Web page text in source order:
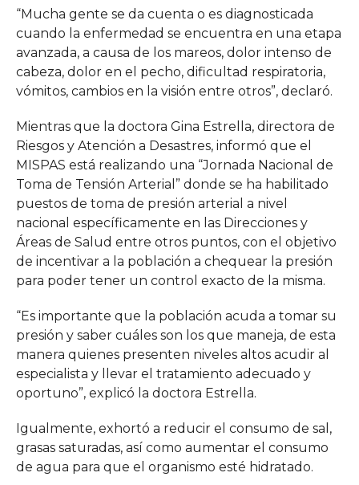
“Mucha gente se da cuenta o es diagnosticada
cuando la enfermedad se encuentra en una etapa
avanzada, a causa de los mareos, dolor intenso de
cabeza, dolor en el pecho, dificultad respiratoria,
vómitos, cambios en la visión entre otros”, declaró.
Mientras que la doctora Gina Estrella, directora de
Riesgos y Atención a Desastres, informó que el
MISPAS está realizando una “Jornada Nacional de
Toma de Tensión Arterial” donde se ha habilitado
puestos de toma de presión arterial a nivel
nacional específicamente en las Direcciones y
Áreas de Salud entre otros puntos, con el objetivo
de incentivar a la población a chequear la presión
para poder tener un control exacto de la misma.
“Es importante que la población acuda a tomar su
presión y saber cuáles son los que maneja, de esta
manera quienes presenten niveles altos acudir al
especialista y llevar el tratamiento adecuado y
oportuno”, explicó la doctora Estrella.
Igualmente, exhortó a reducir el consumo de sal,
grasas saturadas, así como aumentar el consumo
de agua para que el organismo esté hidratado.